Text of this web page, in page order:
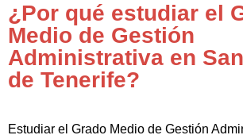
¿Por qué estudiar el
Medio de Gestión
Administrativa en
de Tenerife?
Estudiar el Grado Medio de Gestión